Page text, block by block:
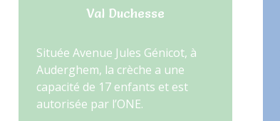
Val Duchesse
Située Avenue Jules Génicot, à
Auderghem, la crèche a une
capacité de 17 enfants et est
autorisée par l’ONE.